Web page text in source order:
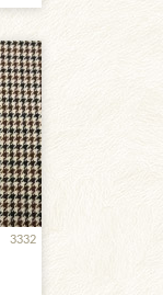
3332